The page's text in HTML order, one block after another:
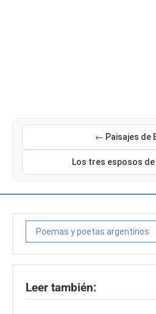
← Paisajes de
Los tres esposos
Poemas y poetas argentinos
Leer también: